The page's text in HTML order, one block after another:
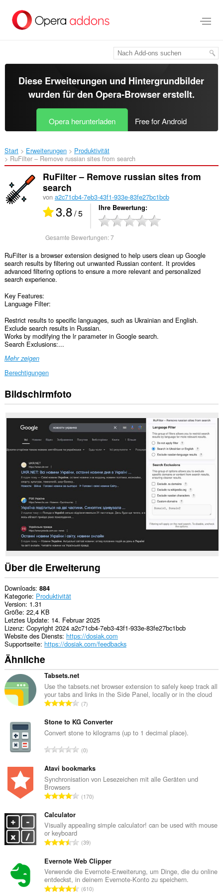
Hauptinhalt
springen
Diese Erweiterungen und Hintergrundbilder
wurden für den Opera-Browsererstellt.
Opera herunterladen Free for Android
Start Erweiterungen
Produktivität
RuFilter – Remove russian sites from search‎
RuFilter – Remove russian sites from
search
von a2c71cb4-7eb3-43f1-933e-83fe27bc1bcb
3.8/ 5 Ihre Bewertung
Gesamte Bewertungen:7
RuFilter is a browser extension designed to help users clean up Google
search results by filtering out unwanted Russian content. It provides
advanced filtering options to ensure a more relevant and personalized
search experience.
Key Features:
Language Filter:
Restrict results to specific languages, such as Ukrainian and English.
Exclude search results in Russian.
Works by modifying the lr parameter in Google search.
Search Exclusions:...
Mehr zeigen
Berechtigungen
Diese
Erweiterung
auf
einigen
zugreifen.
Erweiterung
Browseraktivitäten
zugreifen.
Bildschirmfoto
Über die Erweiterung
Downloads 884
Kategorie Produktivität
Version 1.31
Größe 22,4 KB
Letztes Update 14. Februar 2025
Lizenz Copyright 2024 a2c71cb4-7eb3-43f1-933e-83fe27bc1bcb
Website des Diensts https://dosiak.com
Supportseite https://dosiak.com/feedbacks
Ähnliche
Tabsets.net
Use the tabsets.net browser extension to safely keep track all
your tabs and links in the Side Panel, locally or in the cloud
G
s
a
t
B
e
w
e
t
n
e
n
:
7
Stone to KG Converter
Convert stone to kilograms (up to 1 decimal place).
G
s
a
t
e
w
e
r
t
u
n
0
Atavi bookmarks
Synchronisation von Lesezeichen mit alle Geräten und
Browsers
G
a
t
B
e
w
170
Calculator
Visually appealing simple calculator! can be used with mouse
or keyboard
G
s
a
m
t
39
Evernote Web Clipper
Verwende die Evernote-Erweiterung, um Dinge, die du online
entdeckst, in deinem Evernote-Konto zu speichern.
G610